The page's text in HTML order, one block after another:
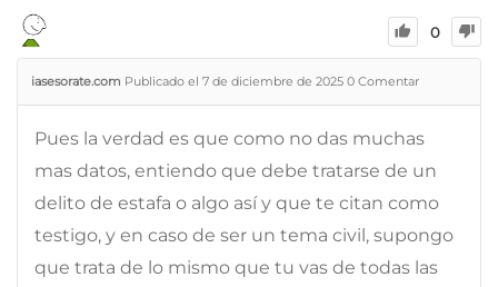
0
iasesorate.com Publicado el 7 de diciembre de 2025 0 Comentar
Pues la verdad es que como no das muchas
mas datos, entiendo que debe tratarse de un
delito de estafa o algo así y que te citan como
testigo, y en caso de ser un tema civil, supongo
que trata de lo mismo que tu vas de todas las